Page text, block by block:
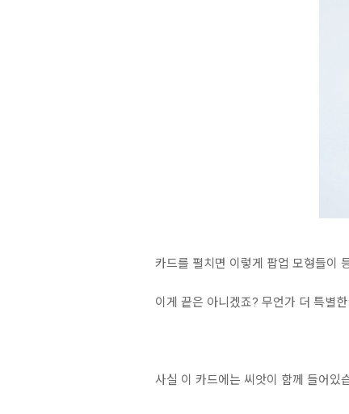
카드를 펼치면 이렇게 팝업 모형들이
이게 끝은 아니겠죠? 무언가 더 특별
사실 이 카드에는 씨앗이 함께 들어있